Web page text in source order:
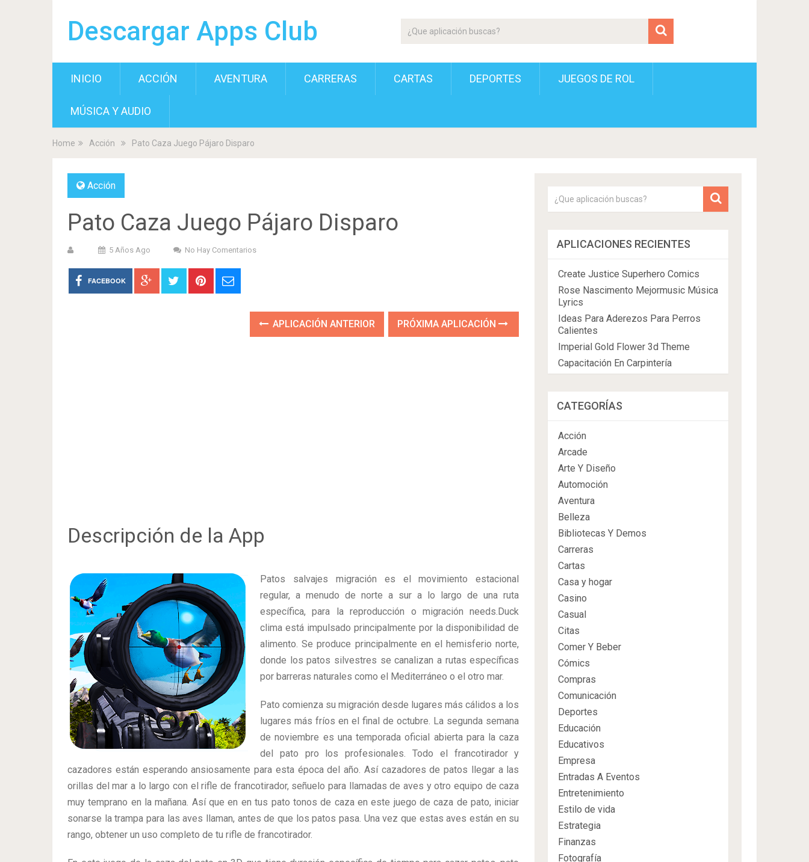
Descargar Apps Club
INICIO ACCIÓN AVENTURA CARRERAS CARTAS DEPORTES JUEGOS DE ROL
MÚSICA Y AUDIO
Home Acción Pato Caza Juego Pájaro Disparo
Acción
Pato Caza Juego Pájaro Disparo
5 Años Ago No Hay Comentarios
FACEBOOK
APLICACIÓN ANTERIOR PRÓXIMA APLICACIÓN
Descripción de la App
Patos salvajes migración es el movimiento estacional
regular, a menudo de norte a sur a lo largo de una ruta
específica, para la reproducción o migración needs.Duck
clima está impulsado principalmente por la disponibilidad de
alimento. Se produce principalmente en el hemisferio norte,
donde los patos silvestres se canalizan a rutas específicas
por barreras naturales como el Mediterráneo o el otro mar.
Pato comienza su migración desde lugares más cálidos a los
lugares más fríos en el final de octubre. La segunda semana
de noviembre es una temporada oficial abierta para la caza
del pato pro los profesionales. Todo el francotirador y
cazadores están esperando ansiosamente para esta época del año. Así cazadores de patos llegar a las
orillas del mar a lo largo con el rifle de francotirador, señuelo para llamadas de aves y otro equipo de caza
muy temprano en la mañana. Así que en en tus pato tonos de caza en este juego de caza de pato, iniciar
sonarse la trampa para las aves llaman, antes de que los patos pasa. Una vez que estas aves están en su
rango, obtener un uso completo de tu rifle de francotirador.
APLICACIONES RECIENTES
Create Justice Superhero Comics
Rose Nascimento Mejormusic Música
Lyrics
Ideas Para Aderezos Para Perros
Calientes
Imperial Gold Flower 3d Theme
Capacitación En Carpintería
CATEGORÍAS
Acción
Arcade
Arte Y Diseño
Automoción
Aventura
Belleza
Bibliotecas Y Demos
Carreras
Cartas
Casa y hogar
Casino
Casual
Citas
Comer Y Beber
Cómics
Compras
Comunicación
Deportes
Educación
Educativos
Empresa
Entradas A Eventos
Entretenimiento
Estilo de vida
Estrategia
Finanzas
Fotografía